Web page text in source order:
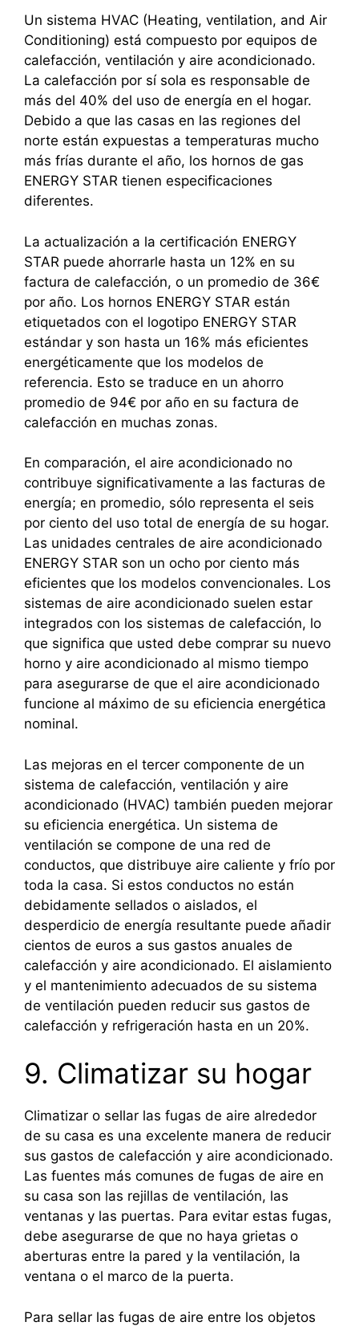
Un sistema HVAC (Heating, ventilation, and Air
Conditioning) está compuesto por equipos de
calefacción, ventilación y aire acondicionado.
La calefacción por sí sola es responsable de
más del 40% del uso de energía en el hogar.
Debido a que las casas en las regiones del
norte están expuestas a temperaturas mucho
más frías durante el año, los hornos de gas
ENERGY STAR tienen especificaciones
diferentes.
La actualización a la certificación ENERGY
STAR puede ahorrarle hasta un 12% en su
factura de calefacción, o un promedio de 36€
por año. Los hornos ENERGY STAR están
etiquetados con el logotipo ENERGY STAR
estándar y son hasta un 16% más eficientes
energéticamente que los modelos de
referencia. Esto se traduce en un ahorro
promedio de 94€ por año en su factura de
calefacción en muchas zonas.
En comparación, el aire acondicionado no
contribuye significativamente a las facturas de
energía; en promedio, sólo representa el seis
por ciento del uso total de energía de su hogar.
Las unidades centrales de aire acondicionado
ENERGY STAR son un ocho por ciento más
eficientes que los modelos convencionales. Los
sistemas de aire acondicionado suelen estar
integrados con los sistemas de calefacción, lo
que significa que usted debe comprar su nuevo
horno y aire acondicionado al mismo tiempo
para asegurarse de que el aire acondicionado
funcione al máximo de su eficiencia energética
nominal.
Las mejoras en el tercer componente de un
sistema de calefacción, ventilación y aire
acondicionado (HVAC) también pueden mejorar
su eficiencia energética. Un sistema de
ventilación se compone de una red de
conductos, que distribuye aire caliente y frío por
toda la casa. Si estos conductos no están
debidamente sellados o aislados, el
desperdicio de energía resultante puede añadir
cientos de euros a sus gastos anuales de
calefacción y aire acondicionado. El aislamiento
y el mantenimiento adecuados de su sistema
de ventilación pueden reducir sus gastos de
calefacción y refrigeración hasta en un 20%.
9. Climatizar su hogar
Climatizar o sellar las fugas de aire alrededor
de su casa es una excelente manera de reducir
sus gastos de calefacción y aire acondicionado.
Las fuentes más comunes de fugas de aire en
su casa son las rejillas de ventilación, las
ventanas y las puertas. Para evitar estas fugas,
debe asegurarse de que no haya grietas o
aberturas entre la pared y la ventilación, la
ventana o el marco de la puerta.
Para sellar las fugas de aire entre los objetos